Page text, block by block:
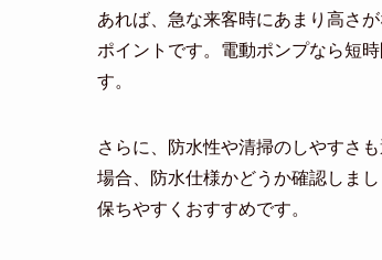
あれば、急な来客時にあまり高さ
ポイントです。電動ポンプなら短
す。
さらに、防水性や清掃のしやすさ
場合、防水仕様かどうか確認しま
保ちやすくおすすめです。